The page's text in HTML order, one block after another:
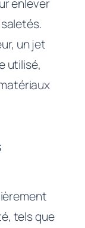
enlever
un jet
utilisé,
tels que